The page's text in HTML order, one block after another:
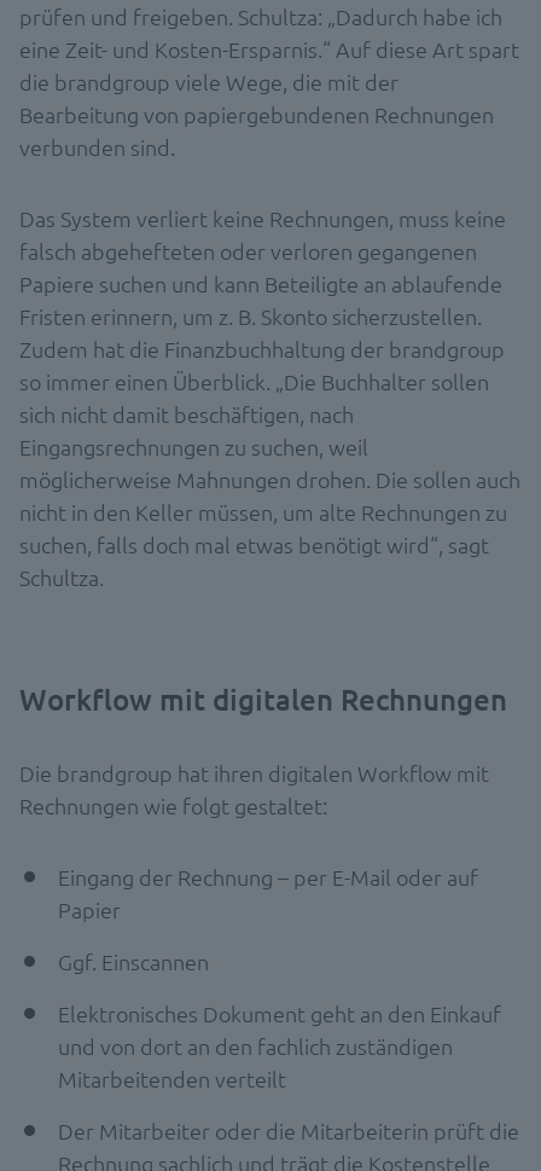
prüfen und freigeben. Schultza: „Dadurch habe ich
eine Zeit- und Kosten-Ersparnis.“ Auf diese Art spart
die brandgroup viele Wege, die mit der
Bearbeitung von papiergebundenen Rechnungen
verbunden sind.
Das System verliert keine Rechnungen, muss keine
falsch abgehefteten oder verloren gegangenen
Papiere suchen und kann Beteiligte an ablaufende
Fristen erinnern, um z. B. Skonto sicherzustellen.
Zudem hat die Finanzbuchhaltung der brandgroup
so immer einen Überblick. „Die Buchhalter sollen
sich nicht damit beschäftigen, nach
Eingangsrechnungen zu suchen, weil
möglicherweise Mahnungen drohen. Die sollen auch
nicht in den Keller müssen, um alte Rechnungen zu
suchen, falls doch mal etwas benötigt wird“, sagt
Schultza.
Workflow mit digitalen Rechnungen
Die brandgroup hat ihren digitalen Workflow mit
Rechnungen wie folgt gestaltet:
Eingang der Rechnung – per E-Mail oder auf
Papier
Ggf. Einscannen
Elektronisches Dokument geht an den Einkauf
und von dort an den fachlich zuständigen
Mitarbeitenden verteilt
Der Mitarbeiter oder die Mitarbeiterin prüft die
Rechnung sachlich und trägt die Kostenstelle